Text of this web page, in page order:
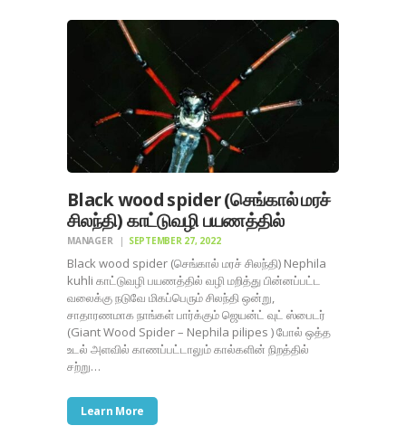
Black wood spider (செங்கால் மரச்
சிலந்தி) காட்டுவழி பயணத்தில்
MANAGER SEPTEMBER 27, 2022
Black wood spider (செங்கால் மரச் சிலந்தி) Nephila
kuhli காட்டுவழி பயணத்தில் வழி மறித்து பின்னப்பட்ட
வலைக்கு நடுவே மிகப்பெரும் சிலந்தி ஒன்று,
சாதாரணமாக நாங்கள் பார்க்கும் ஜெயன்ட் வுட் ஸ்பைடர்
(Giant Wood Spider – Nephila pilipes ) போல் ஒத்த
உடல் அளவில் காணப்பட்டாலும் கால்களின் நிறத்தில்
சற்று…
Learn More